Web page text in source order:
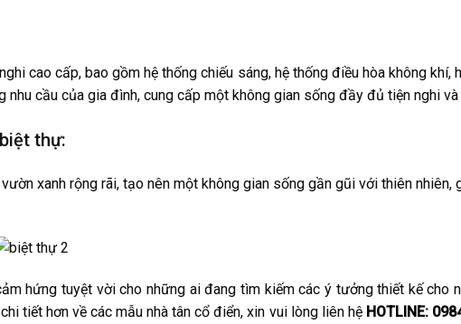
cao cấp, bao gồm hệ thống chiếu sáng, hệ thống điều hòa không
cầu của gia đình, cung cấp một không gian sống đầy đủ tiện nghi
thự:
xanh rộng rãi, tạo nên một không gian sống gần gũi với thiên
hứng tuyệt vời cho những ai đang tìm kiếm các ý tưởng thiết kế cho
tiết hơn về các mẫu nhà tân cổ điển, xin vui lòng liên hệ HOTLINE: